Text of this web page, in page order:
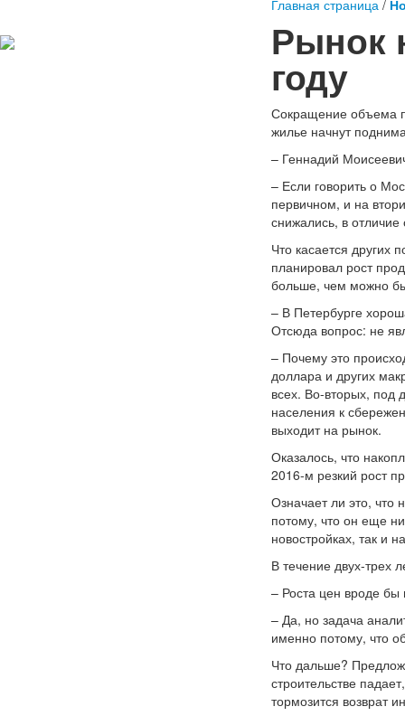
Главная страница /
Рынок
году
Сокращение объема
жилье начнут
– Геннадий
– Если говорить о
первичном, и на
снижались, в
Что касается других
планировал рост
больше, чем можно
– В Петербурге
Отсюда вопрос: не
– Почему это
доллара и других
всех. Во-вторых, под
населения к
выходит на рынок.
Оказалось, что
2016-м резкий рост
Означает ли это, что
потому, что он еще
новостройках, так и
В течение двух-трех
– Роста цен вроде бы
– Да, но задача
именно потому, что
Что дальше?
строительстве
тормозится возврат